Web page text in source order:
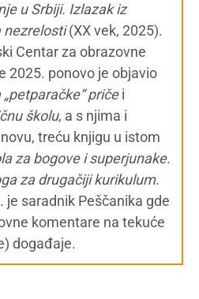
u Srbiji. Izlazak iz
nezrelosti(XX vek, 2025).
Centar za obrazovne
2025. ponovo je objavio
„petparačke“ pričei
školu, a s njima i
treću knjigu u istom
za bogove i superjunake.
za drugačiji kurikulum.
je saradnik Peščanika gde
komentare na tekuće
događaje.